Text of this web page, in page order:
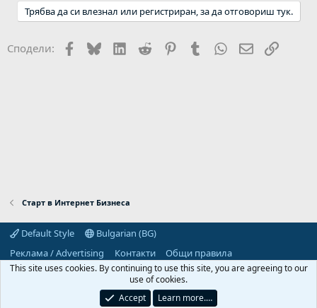
Трябва да си влезнал или регистриран, за да отговориш тук.
Сподели: Facebook
BlueskyLinkedIn
Reddit PinterestTumblr WhatsApp
EmailLink
Старт в Интернет Бизнеса
Default Style
Bulgarian (BG)
Реклама / Advertising
Контакти
Общи правила
Декларация за поверителност
Помощ Начало
R
S
Predpriemach.com © 2006-2026. Hosting by:
This site uses cookies. By continuing to use this site, you are agreeing to our
use of cookies.
Accept
Learn more.…